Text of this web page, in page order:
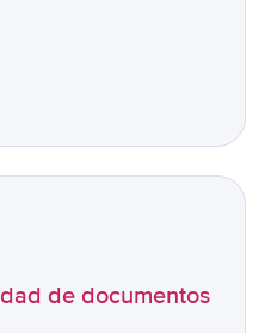
de documentos